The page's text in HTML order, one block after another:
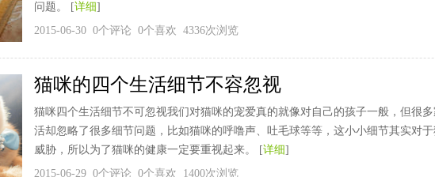
问题。 [详细]
2015-06-30 0个评论 0个喜欢 4336次浏览
猫咪的四个生活细节不容忽视
猫咪四个生活细节不可忽视我们对猫咪的宠爱真的就像对自己的孩子一般，但很
活却忽略了很多细节问题，比如猫咪的呼噜声、吐毛球等等，这小小细节其实对
威胁，所以为了猫咪的健康一定要重视起来。 [详细]
2015-06-29 0个评论 0个喜欢 1400次浏览